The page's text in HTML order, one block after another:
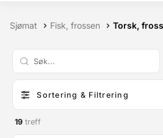
Sjømat Fisk, frossen Torsk,
Sortering & Filtrering
19 treff